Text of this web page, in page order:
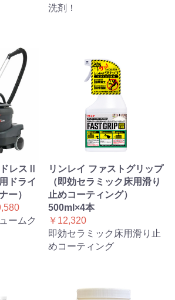
洗剤！
レスⅡ
ドライ
ー）
ームク
リンレイ ファストグリップ
（即効セラミック床用滑り
止めコーティング）
500ml×4本
￥12,320
即効セラミック床用滑り止
めコーティング